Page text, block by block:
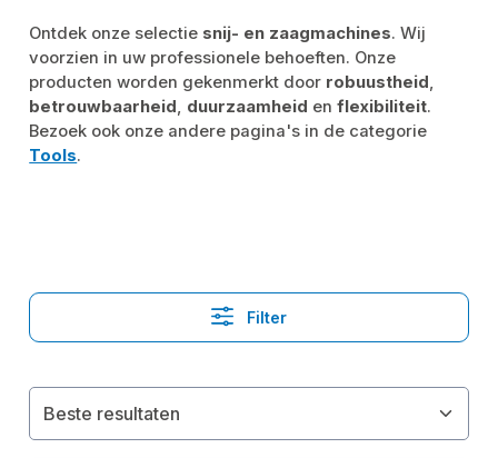
Ontdek onze selectie snij- en zaagmachines. Wij
voorzien in uw professionele behoeften. Onze
producten worden gekenmerkt door robuustheid,
betrouwbaarheid, duurzaamheid enflexibiliteit.
Bezoek ook onze andere pagina's in de categorie
Tools.
Filter